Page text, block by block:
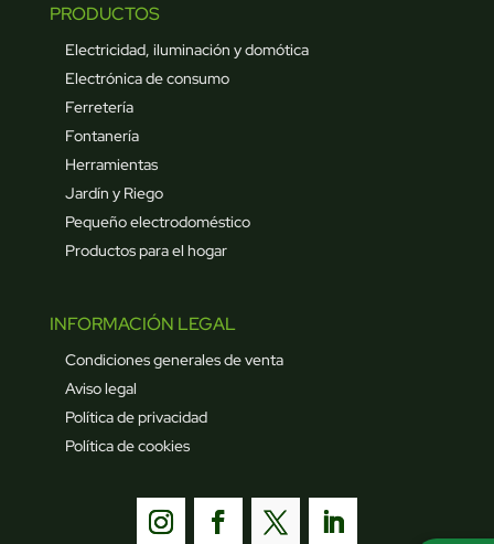
PRODUCTOS
Electricidad, iluminación y domótica
Electrónica de consumo
Ferretería
Fontanería
Herramientas
Jardín y Riego
Pequeño electrodoméstico
Productos para el hogar
INFORMACIÓN LEGAL
Condiciones generales de venta
Aviso legal
Política de privacidad
Política de cookies